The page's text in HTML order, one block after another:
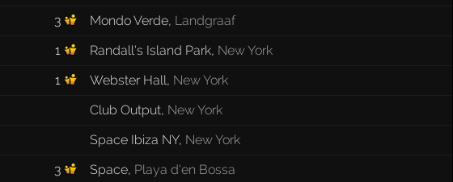
3 Mondo Verde, Landgraaf
1 Randall's Island Park, New York
1 Webster Hall, New York
Club Output, New York
Space Ibiza NY, New York
3 Space, Playa d'en Bossa